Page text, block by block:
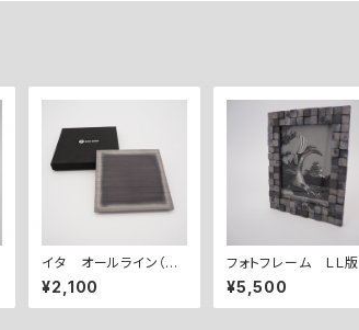
イタ オールライン（S
S)
¥2,100
フォトフレーム ＬＬ版
¥5,500